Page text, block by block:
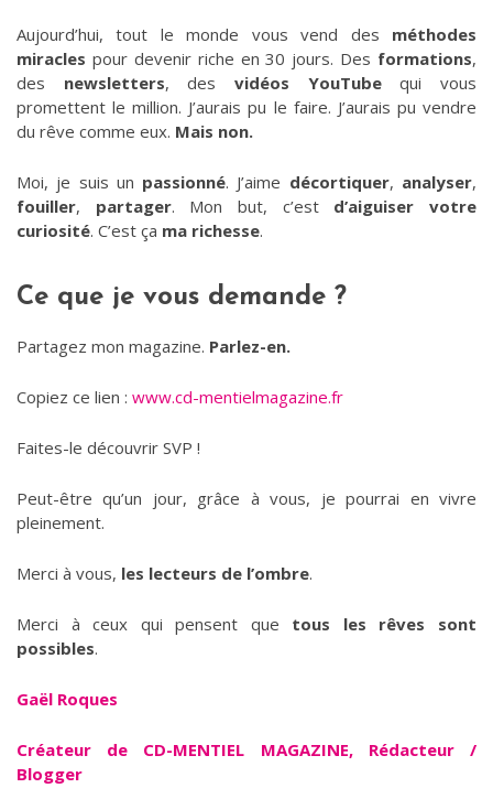
Aujourd’hui, tout le monde vous vend des méthodes
miracles pour devenir riche en 30 jours. Des formations,
des newsletters, desvidéos YouTubequi vous
promettent le million. J’aurais pu le faire. J’aurais pu vendre
du rêve comme eux. Mais non.
Moi, je suis un passionné. J’aime décortiquer, analyser,
fouiller, partager. Mon but, c’est d’aiguiser votre
curiosité. C’est ça ma richesse.
Ce que je vous demande ?
Partagez mon magazine. Parlez-en.
Copiez ce lien : www.cd-mentielmagazine.fr
Faites-le découvrir SVP !
Peut-être qu’un jour, grâce à vous, je pourrai en vivre
pleinement.
Merci à vous, les lecteurs de l’ombre.
Merci à ceux qui pensent que tous les rêves sont
possibles.
Gaël Roques
Créateur de CD-MENTIEL MAGAZINE, Rédacteur /
Blogger